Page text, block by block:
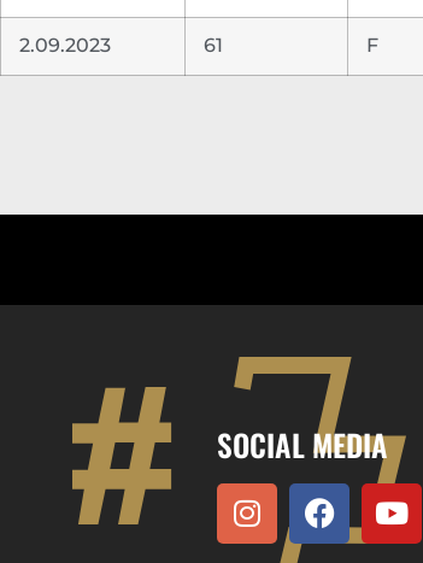
2.09.2023 61 F
SOCIAL MEDIA